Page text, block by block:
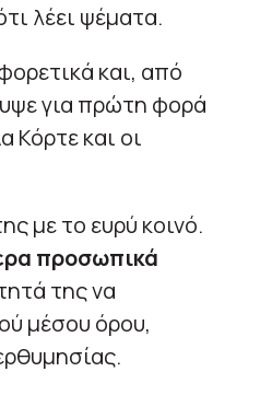
λέει ψέματα.
και, από
για πρώτη φορά
Κόρτε και οι
με το ευρύ κοινό.
προσωπικά
της να
μέσου όρου,